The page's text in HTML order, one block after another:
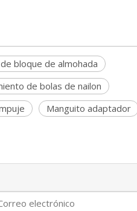
bloque de almohada
de bolas de nailon
Manguito adaptador